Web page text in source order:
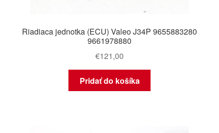
Riadiaca jednotka (ECU) Valeo J34P 9655883280
9661978880
€121,00
Pridať do košíka